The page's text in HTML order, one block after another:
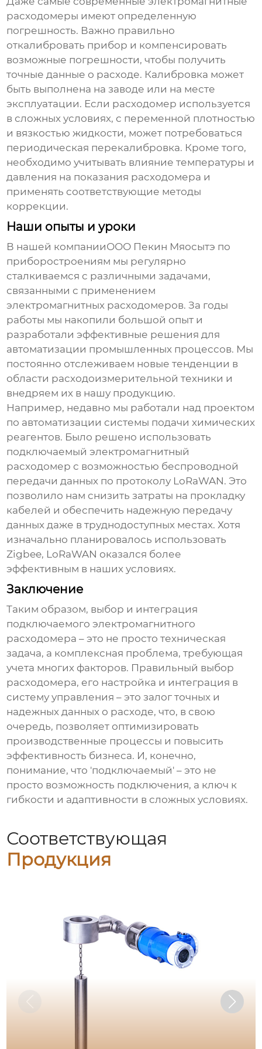
расходомеры имеют определенную
погрешность. Важно правильно
откалибровать прибор и компенсировать
возможные погрешности, чтобы получить
точные данные о расходе. Калибровка может
быть выполнена на заводе или на месте
эксплуатации. Если расходомер используется
в сложных условиях, с переменной плотностью
и вязкостью жидкости, может потребоваться
периодическая перекалибровка. Кроме того,
необходимо учитывать влияние температуры и
давления на показания расходомера и
применять соответствующие методы
коррекции.
Наши опыты и уроки
В нашей компанииООО Пекин Мяосытэ по
приборостроениям мы регулярно
сталкиваемся с различными задачами,
связанными с применением
электромагнитных расходомеров. За годы
работы мы накопили большой опыт и
разработали эффективные решения для
автоматизации промышленных процессов. Мы
постоянно отслеживаем новые тенденции в
области расходоизмерительной техники и
внедряем их в нашу продукцию.
Например, недавно мы работали над проектом
по автоматизации системы подачи химических
реагентов. Было решено использовать
подключаемый электромагнитный
расходомер с возможностью беспроводной
передачи данных по протоколу LoRaWAN. Это
позволило нам снизить затраты на прокладку
кабелей и обеспечить надежную передачу
данных даже в труднодоступных местах. Хотя
изначально планировалось использовать
Zigbee, LoRaWAN оказался более
эффективным в наших условиях.
Заключение
Таким образом, выбор и интеграция
подключаемого электромагнитного
расходомера – это не просто техническая
задача, а комплексная проблема, требующая
учета многих факторов. Правильный выбор
расходомера, его настройка и интеграция в
систему управления – это залог точных и
надежных данных о расходе, что, в свою
очередь, позволяет оптимизировать
производственные процессы и повысить
эффективность бизнеса. И, конечно,
понимание, что 'подключаемый' – это не
просто возможность подключения, а ключ к
гибкости и адаптивности в сложных условиях.
Соответствующая
Продукция